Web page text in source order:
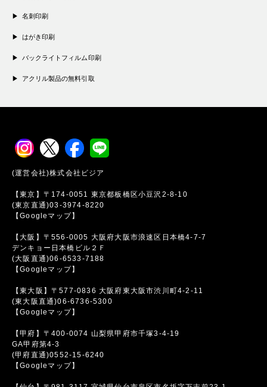
名刺印刷
はがき印刷
バックライトフィルム印刷
アクリル製品の無料引取
(運営会社)株式会社ビジア
【東京】〒174-0051 東京都板橋区小豆沢2-8-10
(東京直通)03-3974-8220
【Googleマップ】
【大阪】〒556-0005 大阪府大阪市浪速区日本橋4-7-7
デンキョー日本橋ビル２Ｆ
(大阪直通)06-6533-7188
【Googleマップ】
【東大阪】〒577-0836 大阪府東大阪市渋川町4-2-11
(東大阪直通)06-6736-5300
【Googleマップ】
【甲府】〒400-0074 山梨県甲府市千塚3-4-19
GA甲府第4-3
(甲府直通)0552-15-6240
【Googleマップ】